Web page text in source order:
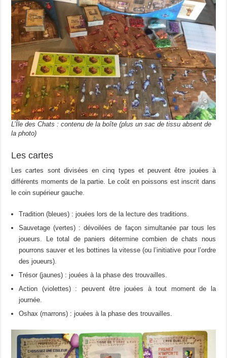
L’Île des Chats : contenu de la boîte (plus un sac de tissu absent de
la photo)
Les cartes
Les cartes sont divisées en cinq types et peuvent être jouées à
différents moments de la partie. Le coût en poissons est inscrit dans
le coin supérieur gauche.
Tradition (bleues) : jouées lors de la lecture des traditions.
Sauvetage (vertes) : dévoilées de façon simultanée par tous les
joueurs. Le total de paniers détermine combien de chats nous
pourrons sauver et les bottines la vitesse (ou l’initiative pour l’ordre
des joueurs).
Trésor (jaunes) : jouées à la phase des trouvailles.
Action (violettes) : peuvent être jouées à tout moment de la
journée.
Oshax (marrons) : jouées à la phase des trouvailles.